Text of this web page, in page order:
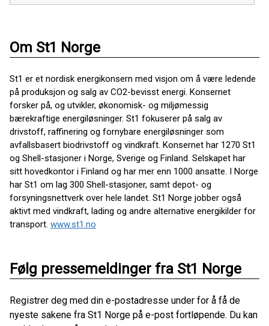
Om St1 Norge
St1 er et nordisk energikonsern med visjon om å være ledende
på produksjon og salg av CO2-bevisst energi. Konsernet
forsker på, og utvikler, økonomisk- og miljømessig
bærekraftige energiløsninger. St1 fokuserer på salg av
drivstoff, raffinering og fornybare energiløsninger som
avfallsbasert biodrivstoff og vindkraft. Konsernet har 1270 St1
og Shell-stasjoner i Norge, Sverige og Finland. Selskapet har
sitt hovedkontor i Finland og har mer enn 1000 ansatte. I Norge
har St1 om lag 300 Shell-stasjoner, samt depot- og
forsyningsnettverk over hele landet. St1 Norge jobber også
aktivt med vindkraft, lading og andre alternative energikilder for
transport. www.st1.no
Følg pressemeldinger fra St1 Norge
Registrer deg med din e-postadresse under for å få de
nyeste sakene fra St1 Norge på e-post fortløpende. Du kan